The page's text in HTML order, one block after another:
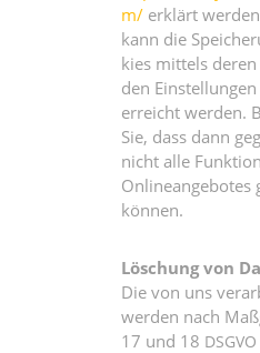
m/ erklärt
kann die
kies mit­tels
den
erreicht wer­den.
Sie, dass dann
nicht alle
Online­an­ge­bo­tes
können.
Löschung von
Die von uns
wer­den nach
17 und 18 DSGVO